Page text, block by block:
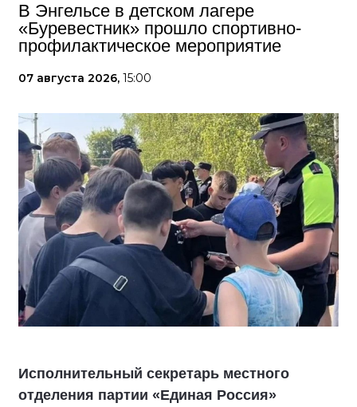
В Энгельсе в детском лагере
«Буревестник» прошло спортивно-
профилактическое мероприятие
07 августа 2026, 15:00
Исполнительный секретарь местного
отделения партии «Единая Россия»